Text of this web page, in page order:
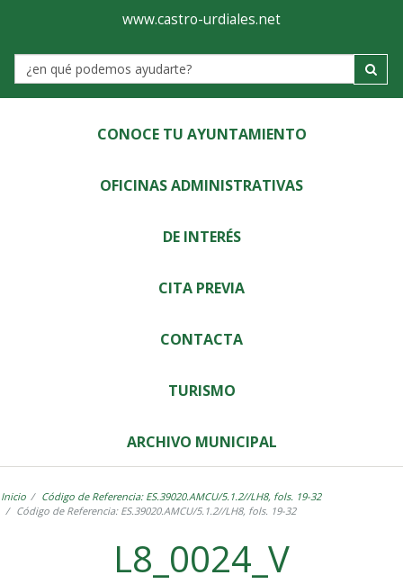
Ayuntamiento
de
Castro-
Urdiales
www.castro-urdiales.net
Label
CONOCE TU AYUNTAMIENTO
OFICINAS ADMINISTRATIVAS
DE INTERÉS
CITA PREVIA
CONTACTA
TURISMO
ARCHIVO MUNICIPAL
Inicio
Código de Referencia: ES.39020.AMCU/5.1.2//LH8, fols. 19-32
Código de Referencia: ES.39020.AMCU/5.1.2//LH8, fols. 19-32
L8_0024_V